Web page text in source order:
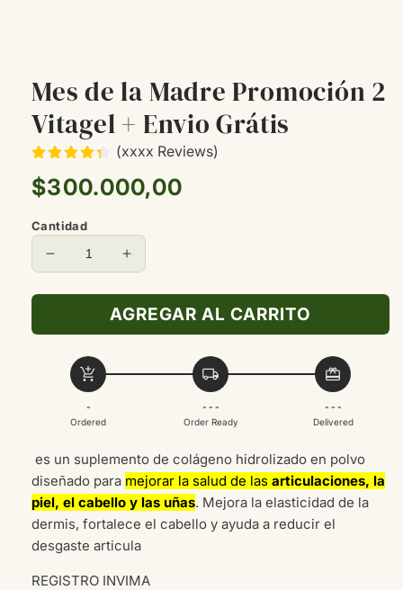
Mes de la Madre Promoción 2
Vitagel + Envio Grátis
(xxxx Reviews)
Precio
$300.000,00
Cantidad
Reducir
para
de
Madre
Promoción
Vitagel
Envio
Grátis
Aumentar
para
Mes
de
Madre
Promoción
Envio
Grátis
AGREGAR AL CARRITO
add_shopping_cart
-
Ordered
local_shipping
- - -
Order Ready
redeem
- - -
Delivered
es un suplemento de colágeno hidrolizado en polvo
diseñado para mejorar la salud de las articulaciones, la
piel, el cabello y las uñas. Mejora la elasticidad de la
dermis, fortalece el cabello y ayuda a reducir el
desgaste articula
REGISTRO INVIMA